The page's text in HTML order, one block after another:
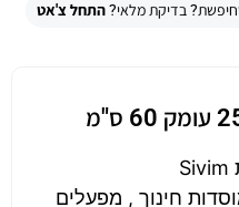
בדיקת מלאי?התחל צ'אט
חינוך , מפעלים